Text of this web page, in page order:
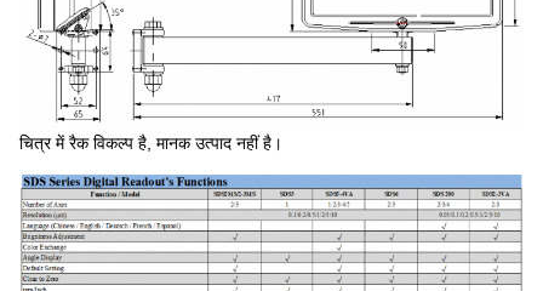
चित्र में रैक विकल्प है, मानक उत्पाद नहीं है।